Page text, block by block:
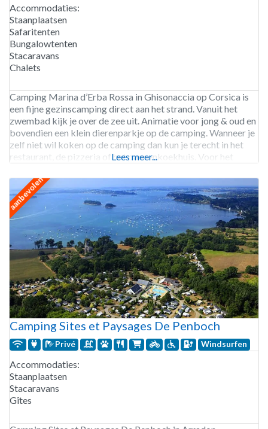
Accommodaties:
Staanplaatsen
Safaritenten
Bungalowtenten
Stacaravans
Chalets
Camping Marina d’Erba Rossa in Ghisonaccia op Corsica is
een fijne gezinscamping direct aan het strand. Vanuit het
zwembad kijk je over de zee uit. Animatie voor jong & oud en
bovendien een klein dierenparkje op de camping. Wanneer je
zelf niet wil koken op de camping dan kun je terecht in het
restaurant, de pizzeria of het pannenkoekhuis. Voor het
Lees meer...
aanbevolen
Camping Sites et Paysages De Penboch
Privé Windsurfen
Accommodaties:
Staanplaatsen
Stacaravans
Gîtes